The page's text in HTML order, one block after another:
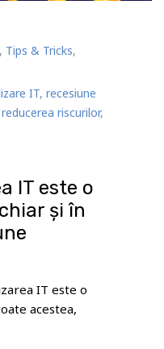
, Tips & Tricks,
IT, recesiune
reducerea riscurilor,
IT este o
și în
IT este o
acestea,